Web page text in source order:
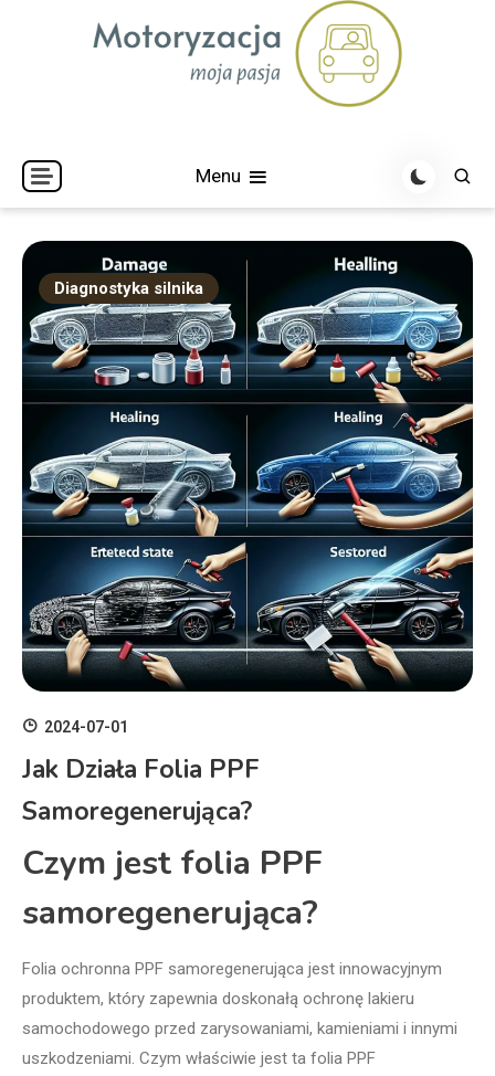
Menu
Diagnostyka silnika
2024-07-01
Jak Działa Folia PPF
Samoregenerująca?
Czym jest folia PPF
samoregenerująca?
Folia ochronna PPF samoregenerująca jest innowacyjnym
produktem, który zapewnia doskonałą ochronę lakieru
samochodowego przed zarysowaniami, kamieniami i innymi
uszkodzeniami. Czym właściwie jest ta folia PPF